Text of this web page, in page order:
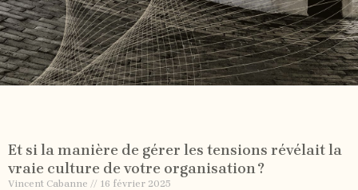
Et si la manière de gérer les tensions révélait la
vraie culture de votre organisation ?
Vincent Cabanne 16 février 2025